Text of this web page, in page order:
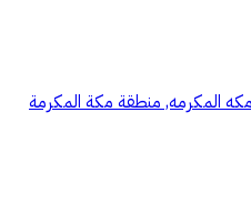
المكرمه, منطقة مكة المكرمة